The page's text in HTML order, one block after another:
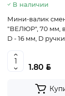
В наличии
Мини-валик
"ВЕЛЮР", 70 мм,
D - 16 мм, D
1.80 BYN